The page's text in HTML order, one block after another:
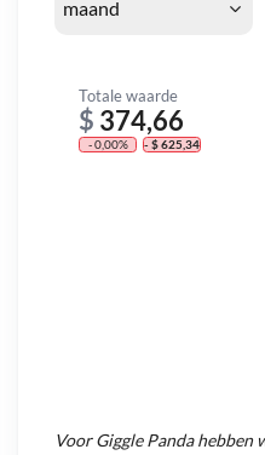
Totale waarde
$ 374,66
- 0,00% - $ 625,34
VoorGiggle Pandahebben